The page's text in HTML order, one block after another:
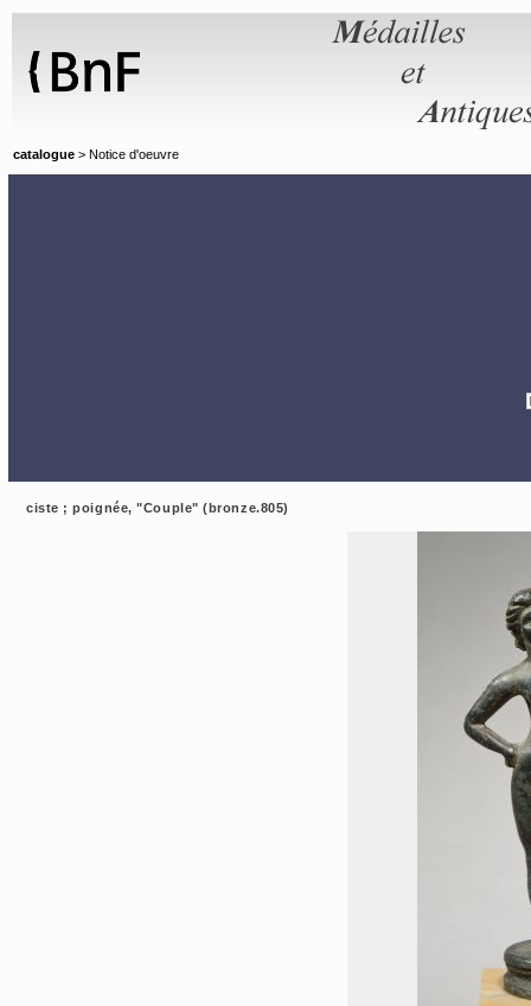
catalogue > Notice d'oeuvre
ciste ; poignée, "Couple" (bronze.805)